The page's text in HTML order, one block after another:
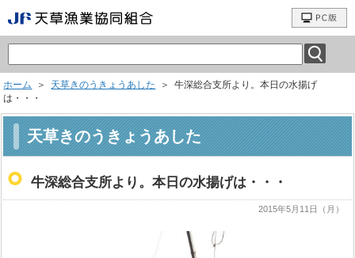
ホーム ＞ 天草きのうきょうあした
＞ 牛深総合支所より。本日の水揚げ
は・・・
天草きのうきょうあした
牛深総合支所より。本日の水揚げは・・・
2015年5月11日（月）